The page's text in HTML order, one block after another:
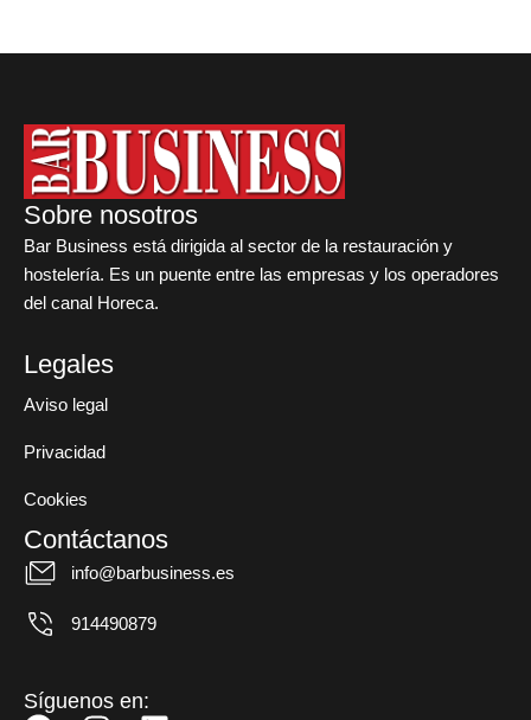
Sobre nosotros
Bar Business está dirigida al sector de la restauración y
hostelería. Es un puente entre las empresas y los operadores
del canal Horeca.
Legales
Aviso legal
Privacidad
Cookies
Contáctanos
info@barbusiness.es
914490879
Síguenos en: